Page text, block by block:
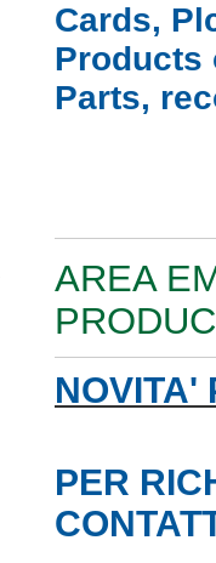
Cards,
Products
Parts,
AREA
NOVITA'
PER